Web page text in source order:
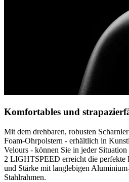
Komfortables und
Mit dem drehbaren, robusten
Foam-Ohrpolstern - erhältlich in
Velours - können Sie in jeder
2 LIGHTSPEED erreicht die perfekte
und Stärke mit langlebigen
Stahlrahmen.